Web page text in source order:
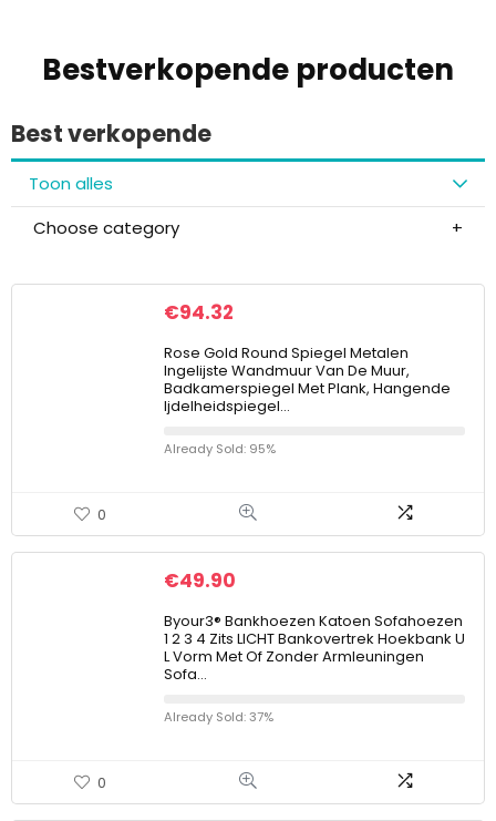
Bestverkopende producten
Best verkopende
Toon alles
Choose category
€94.32
Rose Gold Round Spiegel Metalen
Ingelijste Wandmuur Van De Muur,
Badkamerspiegel Met Plank, Hangende
Ijdelheidspiegel…
Already Sold: 95%
0
€49.90
Byour3®️ Bankhoezen Katoen Sofahoezen
1 2 3 4 Zits LICHT Bankovertrek Hoekbank U
L Vorm Met Of Zonder Armleuningen
Sofa…
Already Sold: 37%
0